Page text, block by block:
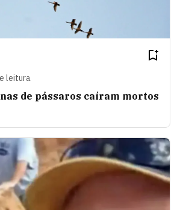
leitura
de pássaros caíram mortos